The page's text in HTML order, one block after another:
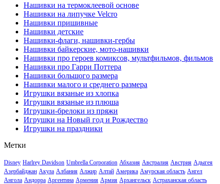
Нашивки на термоклеевой основе
Нашивки на липучке Velcro
Нашивки пришивные
Нашивки детские
Нашивки-флаги, нашивки-гербы
Нашивки байкерские, мото-нашивки
Нашивки про героев комиксов, мультфильмов, фильмов
Нашивки про Гарри Поттера
Нашивки большого размера
Нашивки малого и среднего размера
Игрушки вязаные из хлопка
Игрушки вязаные из плюша
Игрушки-брелоки из пряжи
Игрушки на Новый год и Рождество
Игрушки на праздники
Метки
Disney Harlrey Davidson Umbrella Corporation Абхазия Австралия Австрия Адыгея
Азербайджан Акула Албания Алжир Алтай Америка Амурская область Ангел
Ангола Андорра Аргентина Армения Армия Архангельск Астраханская область